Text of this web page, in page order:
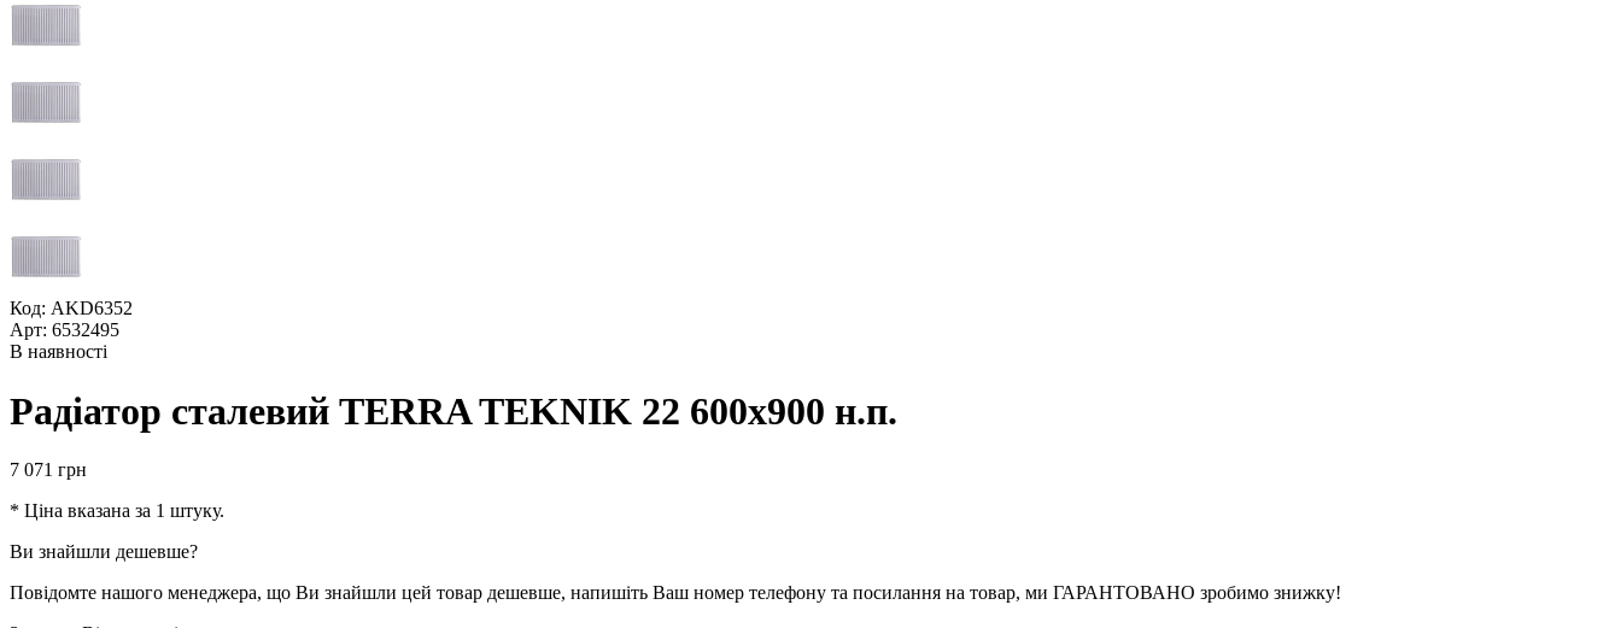
Код: AKD6352
Арт: 6532495
В наявності
Радіатор сталевий TERRA TEKNIK 22 600х900 н.п.
7 071 грн
* Ціна вказана за 1 штуку.
Ви знайшли дешевше?
Повідомте нашого менеджера, що Ви знайшли цей товар дешевше, напишіть Ваш номер телефону та посилання на товар, ми ГАРАНТОВАНО зробимо знижку!